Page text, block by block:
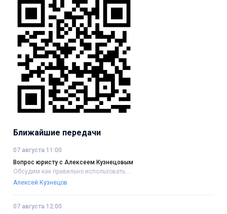
Ближайшие передачи
07 августа 11:00
Вопрос юристу с Алексеем Кузнецовым
Обсудим как правильно использовать....
Алексей Кузнецов
07 августа 12:00